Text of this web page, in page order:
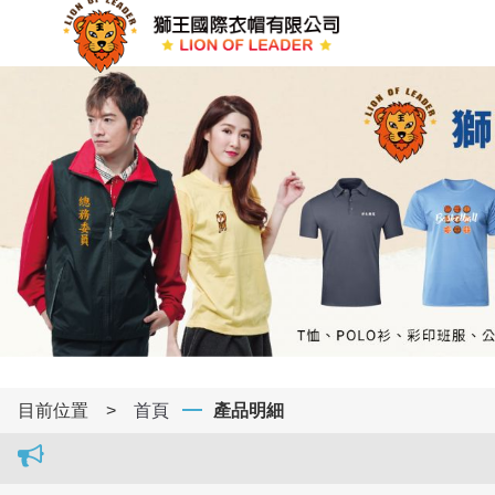
目前位置 > 首頁 產品明細